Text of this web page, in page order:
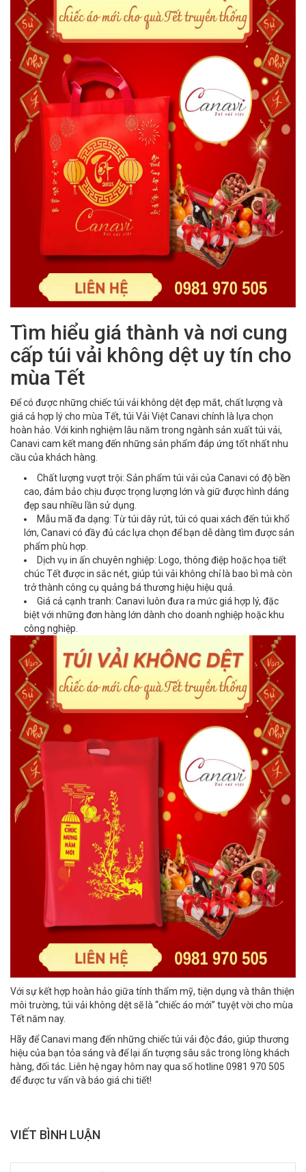
Tìm hiểu giá thành và nơi cung
cấp túi vải không dệt uy tín cho
mùa Tết
Để có được những chiếc túi vải không dệt đẹp mắt, chất lượng và
giá cả hợp lý cho mùa Tết, túi Vải Việt Canavi chính là lựa chọn
hoàn hảo. Với kinh nghiệm lâu năm trong ngành sản xuất túi vải,
Canavi cam kết mang đến những sản phẩm đáp ứng tốt nhất nhu
cầu của khách hàng.
Chất lượng vượt trội: Sản phẩm túi vải của Canavi có độ bền
cao, đảm bảo chịu được trọng lượng lớn và giữ được hình dáng
đẹp sau nhiều lần sử dụng.
Mẫu mã đa dạng: Từ túi dây rút, túi có quai xách đến túi khổ
lớn, Canavi có đầy đủ các lựa chọn để bạn dễ dàng tìm được sản
phẩm phù hợp.
Dịch vụ in ấn chuyên nghiệp: Logo, thông điệp hoặc họa tiết
chúc Tết được in sắc nét, giúp túi vải không chỉ là bao bì mà còn
trở thành công cụ quảng bá thương hiệu hiệu quả.
Giá cả cạnh tranh: Canavi luôn đưa ra mức giá hợp lý, đặc
biệt với những đơn hàng lớn dành cho doanh nghiệp hoặc khu
công nghiệp.
Với sự kết hợp hoàn hảo giữa tính thẩm mỹ, tiện dụng và thân thiện
môi trường, túi vải không dệt sẽ là “chiếc áo mới” tuyệt vời cho mùa
Tết năm nay.
Hãy để Canavi mang đến những chiếc túi vải độc đáo, giúp thương
hiệu của bạn tỏa sáng và để lại ấn tượng sâu sắc trong lòng khách
hàng, đối tác. Liên hệ ngay hôm nay qua số hotline 0981 970 505
để được tư vấn và báo giá chi tiết!
VIẾT BÌNH LUẬN